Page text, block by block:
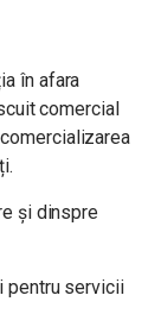
în afara
comercial
și dinspre
pentru servicii